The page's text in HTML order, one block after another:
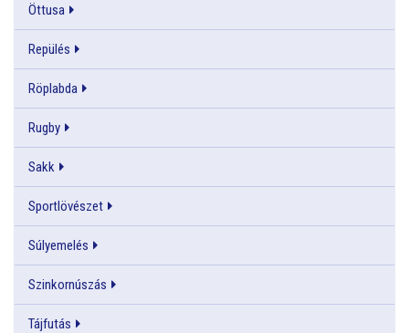
Öttusa
Repülés
Röplabda
Rugby
Sakk
Sportlövészet
Súlyemelés
Szinkornúszás
Tájfutás